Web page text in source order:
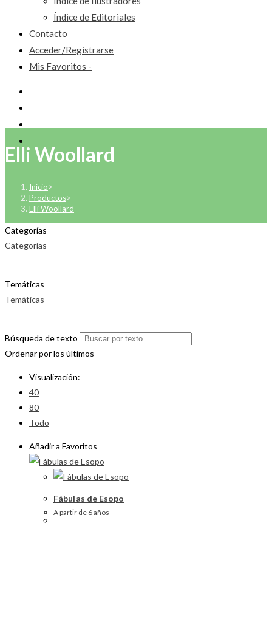
Índice de Editoriales
Contacto
Acceder/Registrarse
Mis Favoritos -
Elli Woollard
Inicio>
Productos>
Elli Woollard
Categorías
Categorías
Temáticas
Temáticas
Búsqueda de texto
Ordenar por los últimos
Visualización:
40
80
Todo
Añadir a Favoritos
Fábulas de Esopo
A partir de 6 años